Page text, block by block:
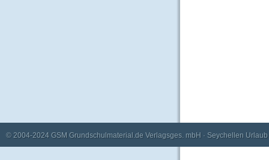
© 2004-2024 GSM Grundschulmaterial.de Verlagsges. mbH · Seychellen Urlaub